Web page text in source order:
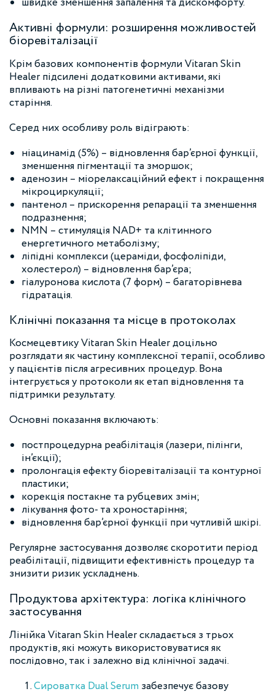
Активні формули: розширення можливостей
біоревіталізації
Крім базових компонентів формули Vitaran Skin
Healer підсилені додатковими активами, які
впливають на різні патогенетичні механізми
старіння.
Серед них особливу роль відіграють:
ніацинамід (5%) – відновлення бар’єрної функції,
зменшення пігментації та зморшок;
аденозин – міорелаксаційний ефект і покращення
мікроциркуляції;
пантенол – прискорення репарації та зменшення
подразнення;
NMN – стимуляція NAD+ та клітинного
енергетичного метаболізму;
ліпідні комплекси (цераміди, фосфоліпіди,
холестерол) – відновлення бар’єра;
гіалуронова кислота (7 форм) – багаторівнева
гідратація.
Клінічні показання та місце в протоколах
Космецевтику Vitaran Skin Healer доцільно
розглядати як частину комплексної терапії, особливо
у пацієнтів після агресивних процедур. Вона
інтегрується у протоколи як етап відновлення та
підтримки результату.
Основні показання включають:
постпроцедурна реабілітація (лазери, пілінги,
ін’єкції);
пролонгація ефекту біоревіталізації та контурної
пластики;
корекція постакне та рубцевих змін;
лікування фото- та хроностаріння;
відновлення бар’єрної функції при чутливій шкірі.
Регулярне застосування дозволяє скоротити період
реабілітації, підвищити ефективність процедур та
знизити ризик ускладнень.
Продуктова архітектура: логіка клінічного
застосування
Лінійка Vitaran Skin Healer складається з трьох
продуктів, які можуть використовуватися як
послідовно, так і залежно від клінічної задачі.
Сироватка Dual Serum забезпечує базову